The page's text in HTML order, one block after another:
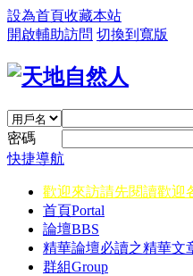
設為首頁收藏本站
開啟輔助訪問 切換到寬版
密碼
快捷導航
歡迎來訪請先閱讀歡迎
首頁Portal
論壇BBS
精華論壇必讀之精華文
群組Group